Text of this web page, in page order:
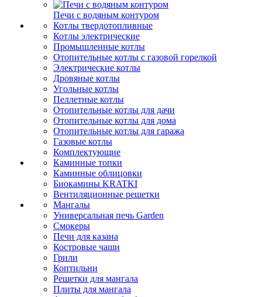
Печи с водяным контуром
Котлы твердотопливные
Котлы электрические
Промышленные котлы
Отопительные котлы с газовой горелкой
Электрические котлы
Дровяные котлы
Угольные котлы
Пеллетные котлы
Отопительные котлы для дачи
Отопительные котлы для дома
Отопительные котлы для гаража
Газовые котлы
Комплектующие
Каминные топки
Каминные облицовки
Биокамины KRATKI
Вентиляционные решетки
Мангалы
Универсальная печь Garden
Смокеры
Печи для казана
Костровые чаши
Грили
Коптильни
Решетки для мангала
Плиты для мангала